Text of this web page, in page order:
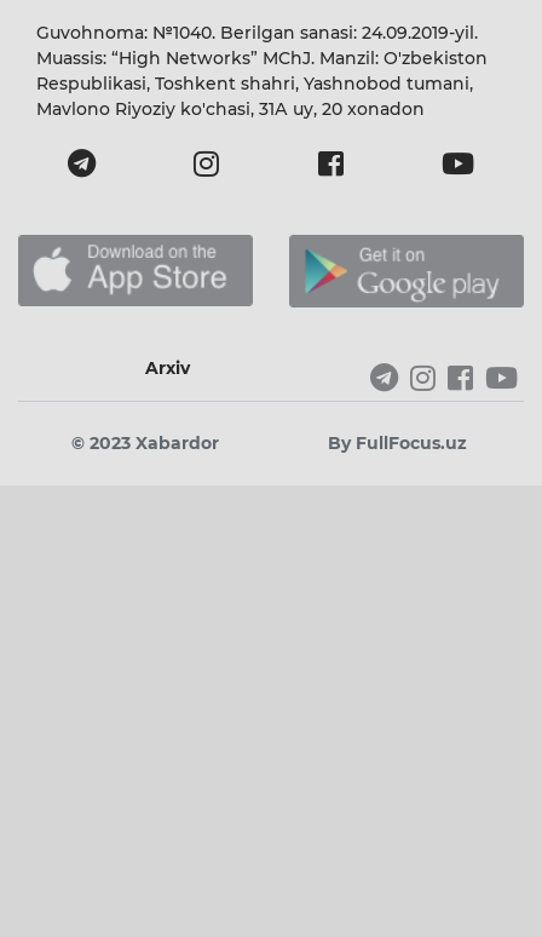
Guvohnoma: №1040. Berilgan sanasi: 24.09.2019-yil.
Muassis: “High Networks” MChJ. Manzil: O'zbekiston
Respublikasi, Toshkent shahri, Yashnobod tumani,
Mavlono Riyoziy ko'chasi, 31А uy, 20 xonadon
Arxiv
© 2023 Xabardor By FullFocus.uz